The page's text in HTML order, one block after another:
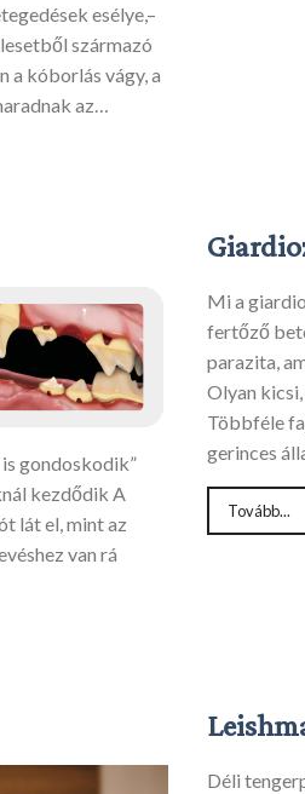
esélye,–
származó
a kóborlás vágy, a
az…
gondoskodik”
kezdődik A
lát el, mint az
van rá
Mi a
fertőző
parazita,
Olyan
Többféle
gerinces
Tovább...
Déli